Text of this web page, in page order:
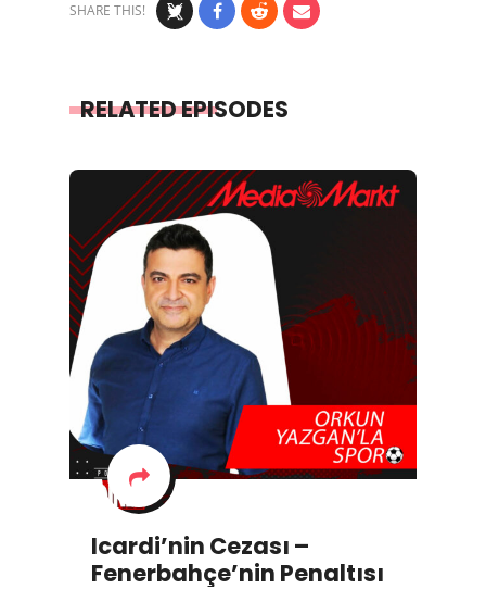
SHARE THIS!
RELATED EPISODES
Icardi’nin Cezası –
Fenerbahçe’nin Penaltısı